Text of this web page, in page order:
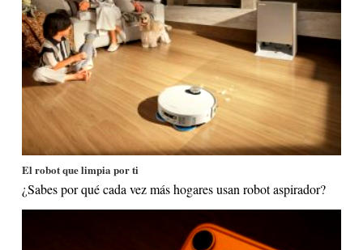
El robot que limpia por ti
¿Sabes por qué cada vez más hogares usan robot aspirador?